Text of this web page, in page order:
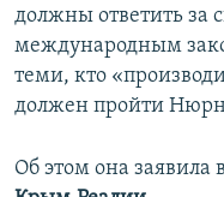
должны ответить за
международным
теми, кто
должен пройти
Об этом она заявила